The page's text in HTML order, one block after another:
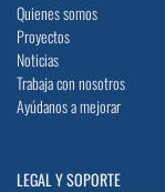
Quienes somos
Proyectos
Noticias
Trabaja con nosotros
Ayúdanos a mejorar
LEGAL Y SOPORTE